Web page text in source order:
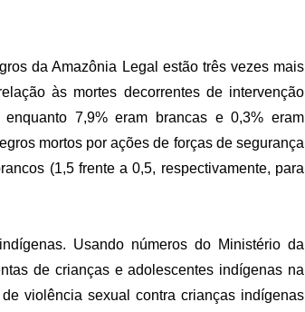
da Amazônia Legal estão três vezes mais
às mortes decorrentes de intervenção
7,9% eram brancas e 0,3% eram
mortos por ações de forças de segurança
(1,5 frente a 0,5, respectivamente, para
Usando números do Ministério da
de crianças e adolescentes indígenas na
violência sexual contra crianças indígenas